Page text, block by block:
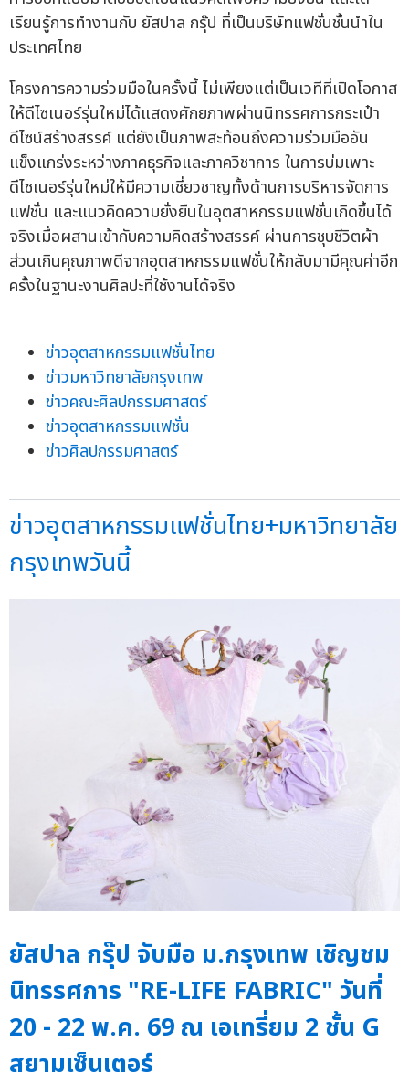
เรียนรู้การทำงานกับ ยัสปาล กรุ๊ป ที่เป็นบริษัทแฟชั่นชั้นนำใน
ประเทศไทย
โครงการความร่วมมือในครั้งนี้ ไม่เพียงแต่เป็นเวทีที่เปิดโอกาส
ให้ดีไซเนอร์รุ่นใหม่ได้แสดงศักยภาพผ่านนิทรรศการกระเป๋า
ดีไซน์สร้างสรรค์ แต่ยังเป็นภาพสะท้อนถึงความร่วมมืออัน
แข็งแกร่งระหว่างภาคธุรกิจและภาควิชาการ ในการบ่มเพาะ
ดีไซเนอร์รุ่นใหม่ให้มีความเชี่ยวชาญทั้งด้านการบริหารจัดการ
แฟชั่น และแนวคิดความยั่งยืนในอุตสาหกรรมแฟชั่นเกิดขึ้นได้
จริงเมื่อผสานเข้ากับความคิดสร้างสรรค์ ผ่านการชุบชีวิตผ้า
ส่วนเกินคุณภาพดีจากอุตสาหกรรมแฟชั่นให้กลับมามีคุณค่าอีก
ครั้งในฐานะงานศิลปะที่ใช้งานได้จริง
ข่าวอุตสาหกรรมแฟชั่นไทย
ข่าวมหาวิทยาลัยกรุงเทพ
ข่าวคณะศิลปกรรมศาสตร์
ข่าวอุตสาหกรรมแฟชั่น
ข่าวศิลปกรรมศาสตร์
ข่าวอุตสาหกรรมแฟชั่นไทย+มหาวิทยาลัย
กรุงเทพวันนี้
ยัสปาล กรุ๊ป จับมือ ม.กรุงเทพ เชิญชม
นิทรรศการ "RE-LIFE FABRIC" วันที่
20 - 22 พ.ค. 69 ณ เอเทรี่ยม 2 ชั้น G
สยามเซ็นเตอร์